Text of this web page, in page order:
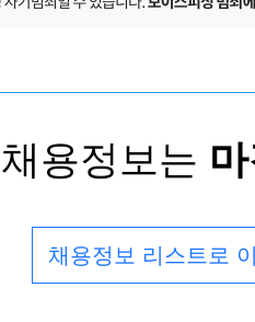
용정보는
채용정보 리스트로